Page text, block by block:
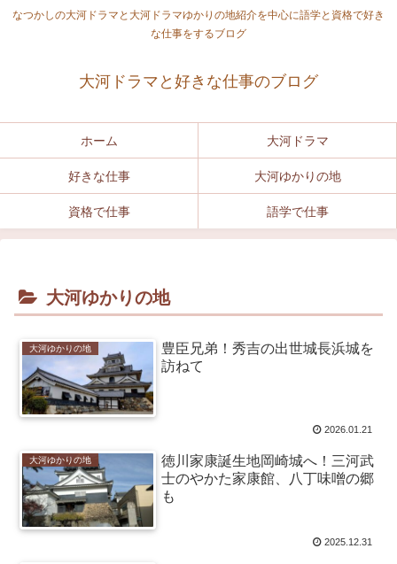
なつかしの大河ドラマと大河ドラマゆかりの地紹介を中心に語学と資格で好き
な仕事をするブログ
大河ドラマと好きな仕事のブログ
ホーム 大河ドラマ
好きな仕事 大河ゆかりの地
資格で仕事 語学で仕事
大河ゆかりの地
大河ゆかりの地
豊臣兄弟！秀吉の出世城長浜城を
訪ねて
2026.01.21
大河ゆかりの地
徳川家康誕生地岡崎城へ！三河武
士のやかた家康館、八丁味噌の郷
も
2025.12.31